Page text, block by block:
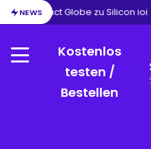
NEWS
von Exact Globe zu Silicon ioi
Menu
Kostenlos
testen /
Bestellen